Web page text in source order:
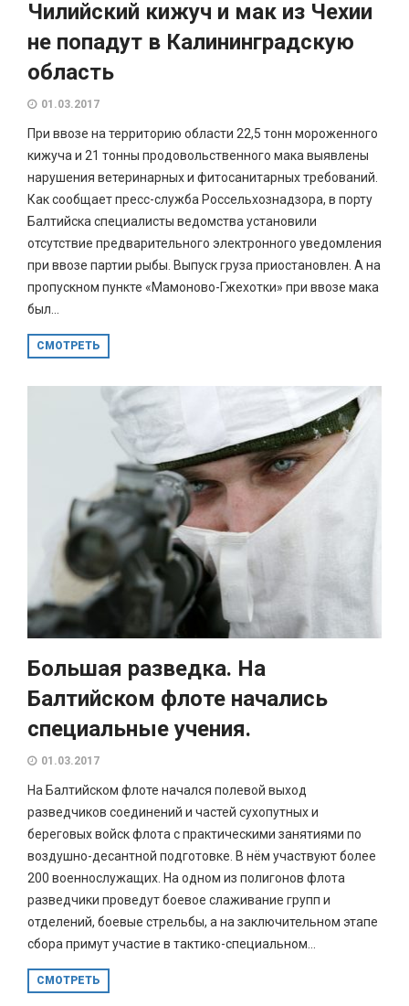
Чилийский кижуч и мак из Чехии
не попадут в Калининградскую
область
01.03.2017
При ввозе на территорию области 22,5 тонн мороженного
кижуча и 21 тонны продовольственного мака выявлены
нарушения ветеринарных и фитосанитарных требований.
Как сообщает пресс-служба Россельхознадзора, в порту
Балтийска специалисты ведомства установили
отсутствие предварительного электронного уведомления
при ввозе партии рыбы. Выпуск груза приостановлен. А на
пропускном пункте «Мамоново-Гжехотки» при ввозе мака
был...
СМОТРЕТЬ
Большая разведка. На
Балтийском флоте начались
специальные учения.
01.03.2017
На Балтийском флоте начался полевой выход
разведчиков соединений и частей сухопутных и
береговых войск флота с практическими занятиями по
воздушно-десантной подготовке. В нём участвуют более
200 военнослужащих. На одном из полигонов флота
разведчики проведут боевое слаживание групп и
отделений, боевые стрельбы, а на заключительном этапе
сбора примут участие в тактико-специальном...
СМОТРЕТЬ